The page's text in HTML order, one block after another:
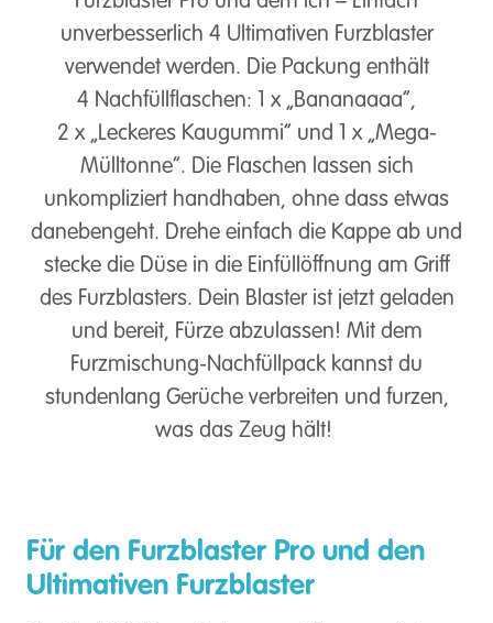
unverbesserlich 4 Ultimativen Furzblaster
verwendet werden. Die Packung enthält
4 Nachfüllflaschen: 1 x „Bananaaaa“,
2 x „Leckeres Kaugummi“ und 1 x „Mega-
Mülltonne“. Die Flaschen lassen sich
unkompliziert handhaben, ohne dass etwas
danebengeht. Drehe einfach die Kappe ab und
stecke die Düse in die Einfüllöffnung am Griff
des Furzblasters. Dein Blaster ist jetzt geladen
und bereit, Fürze abzulassen! Mit dem
Furzmischung-Nachfüllpack kannst du
stundenlang Gerüche verbreiten und furzen,
was das Zeug hält!
Für den Furzblaster Pro und den
Ultimativen Furzblaster